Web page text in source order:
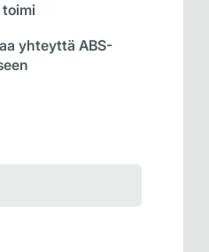
yhteyttä ABS-